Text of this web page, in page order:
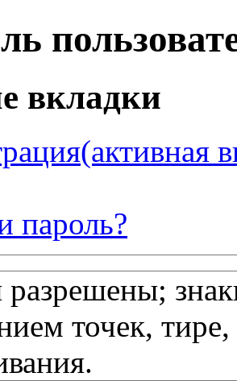
вкладки
(активная
пароль?
точек,